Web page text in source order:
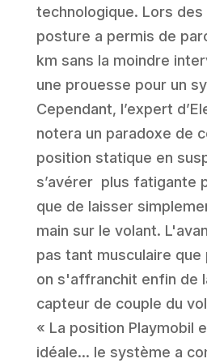
technologique. Lors
posture a permis de
km sans la moindre
une prouesse pour un
Cependant, l’expert
notera un paradoxe de
position statique en
s’avérer plus fatigante
que de laisser
main sur le volant.
pas tant musculaire que
on s'affranchit enfin de
capteur de couple du
« La position Playmobil
idéale... le système a